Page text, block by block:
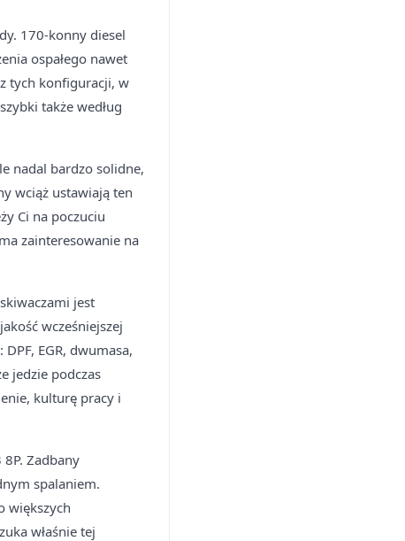
170-konny diesel
ospałego nawet
tych konfiguracji, w
także według
nadal bardzo solidne,
wciąż ustawiają ten
Ci na poczuciu
zainteresowanie na
jest
wcześniejszej
EGR, dwumasa,
jedzie podczas
kulturę pracy i
Zadbany
spalaniem.
większych
właśnie tej